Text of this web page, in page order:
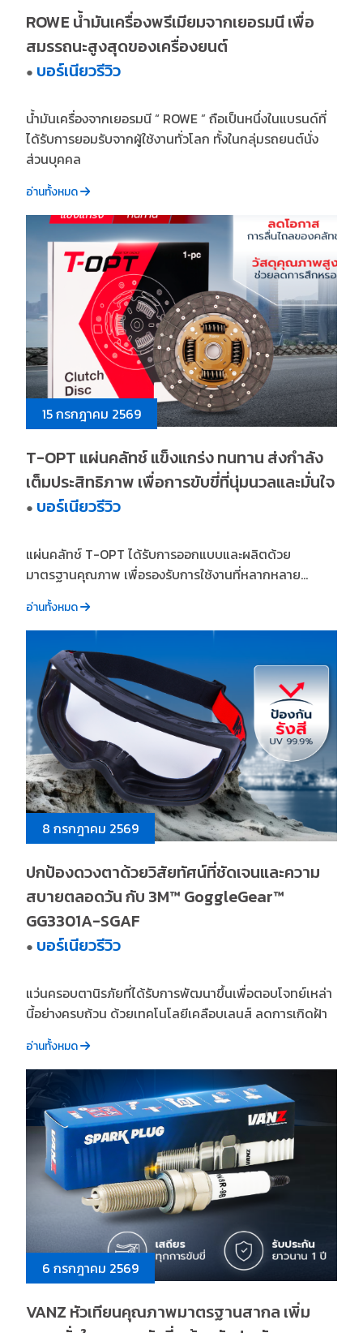
ROWE น้ำมันเครื่องพรีเมียมจากเยอรมนี เพื่อ
สมรรถนะสูงสุดของเครื่องยนต์
● บอร์เนียวรีวิว
น้ำมันเครื่องจากเยอรมนี “ ROWE ” ถือเป็นหนึ่งในแบรนด์ที่
ได้รับการยอมรับจากผู้ใช้งานทั่วโลก ทั้งในกลุ่มรถยนต์นั่ง
ส่วนบุคคล
อ่านทั้งหมด
15 กรกฎาคม 2569
T-OPT แผ่นคลัทช์ แข็งแกร่ง ทนทาน ส่งกำลัง
เต็มประสิทธิภาพ เพื่อการขับขี่ที่นุ่มนวลและมั่นใจ
● บอร์เนียวรีวิว
แผ่นคลัทช์ T-OPT ได้รับการออกแบบและผลิตด้วย
มาตรฐานคุณภาพ เพื่อรองรับการใช้งานที่หลากหลาย...
อ่านทั้งหมด
8 กรกฎาคม 2569
ปกป้องดวงตาด้วยวิสัยทัศน์ที่ชัดเจนและความ
สบายตลอดวัน กับ 3M™ GoggleGear™
GG3301A-SGAF
● บอร์เนียวรีวิว
แว่นครอบตานิรภัยที่ได้รับการพัฒนาขึ้นเพื่อตอบโจทย์เหล่า
นี้อย่างครบถ้วน ด้วยเทคโนโลยีเคลือบเลนส์ ลดการเกิดฝ้า
อ่านทั้งหมด
6 กรกฎาคม 2569
VANZ หัวเทียนคุณภาพมาตรฐานสากล เพิ่ม